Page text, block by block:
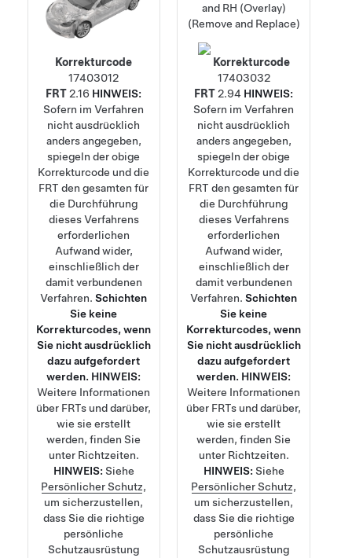
Korrekturcode
17403012
FRT 2.16 HINWEIS:
Sofern im Verfahren
nicht ausdrücklich
anders angegeben,
spiegeln der obige
Korrekturcode und die
FRT den gesamten für
die Durchführung
dieses Verfahrens
erforderlichen
Aufwand wider,
einschließlich der
damit verbundenen
Verfahren.Schichten
Sie keine
Korrekturcodes, wenn
Sie nicht ausdrücklich
dazu aufgefordert
werden. HINWEIS:
Weitere Informationen
über FRTs und darüber,
wie sie erstellt
werden, finden Sie
unter Richtzeiten.
HINWEIS: Siehe
Persönlicher Schutz,
um sicherzustellen,
dass Sie die richtige
persönliche
Schutzausrüstung
and RH (Overlay)
(Remove and Replace)
Korrekturcode
17403032
FRT2.94 HINWEIS:
Sofern im Verfahren
nicht ausdrücklich
anders angegeben,
spiegeln der obige
Korrekturcode und die
FRT den gesamten für
die Durchführung
dieses Verfahrens
erforderlichen
Aufwand wider,
einschließlich der
damit verbundenen
Verfahren.Schichten
Sie keine
Korrekturcodes, wenn
Sie nicht ausdrücklich
dazu aufgefordert
werden. HINWEIS:
Weitere Informationen
über FRTs und darüber,
wie sie erstellt
werden, finden Sie
unter Richtzeiten.
HINWEIS: Siehe
Persönlicher Schutz,
um sicherzustellen,
dass Sie die richtige
persönliche
Schutzausrüstung